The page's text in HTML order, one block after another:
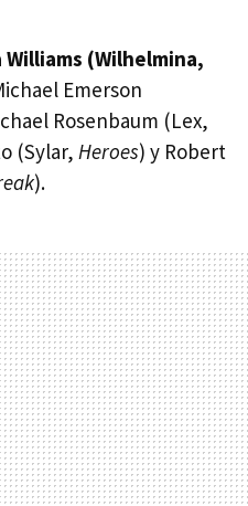
Williams (Wilhelmina,
Emerson
Rosenbaum (Lex,
(Sylar, Heroes) y Robert
).